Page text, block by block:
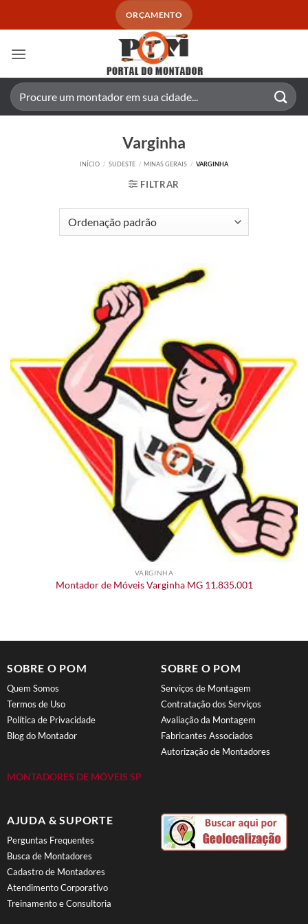
ORÇAMENTO
Pesquisar
por:
Varginha
INÍCIO / SUDESTE / MINAS GERAIS / VARGINHA
FILTRAR
VARGINHA
Montador de Móveis Varginha MG 11.835.001
SOBRE O POM
Quem Somos
Termos de Uso
Política de Privacidade
Blog do Montador
MONTADORES DE MÓVEIS SP
SOBRE O POM
Serviços de Montagem
Contratação dos Serviços
Avaliação da Montagem
Fabricantes Associados
Autorização de Montadores
AJUDA & SUPORTE
Perguntas Frequentes
Busca de Montadores
Cadastro de Montadores
Atendimento Corporativo
Treinamento e Consultoria